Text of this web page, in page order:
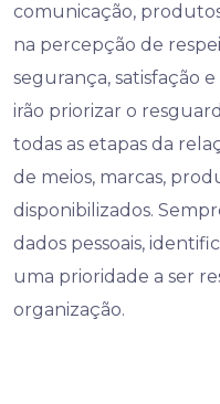
comunicação,
na percepção de
segurança, satisfação
irão priorizar o
todas as etapas da
de meios, marcas,
disponibilizados.
dados pessoais,
uma prioridade a ser
organização.